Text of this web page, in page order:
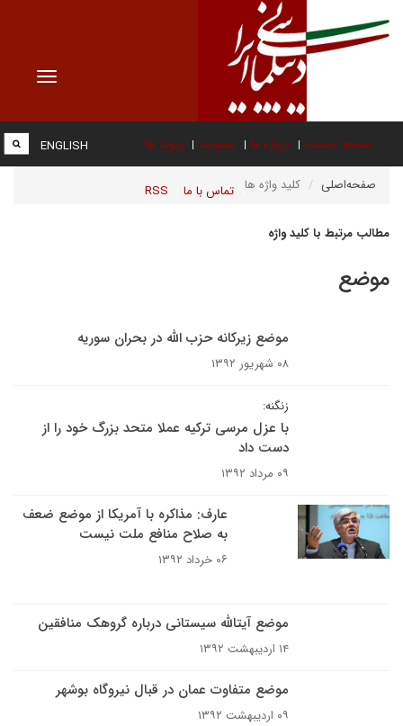
Toggle
صفحه نخست درباره ما عضویت پیوند ها
تماس با ما RSS
ENGLISH
صفحه‌اصلی کلید واژه ها
مطالب مرتبط با کلید واژه
موضع
موضع زیرکانه حزب الله در بحران سوریه
۰۸ شهریور ۱۳۹۲
زنگنه:
با عزل مرسی ترکیه عملا متحد بزرگ خود را از
دست داد
۰۹ مرداد ۱۳۹۲
عارف: مذاکره با آمریکا از موضع ضعف
به صلاح منافع ملت نیست
۰۶ خرداد ۱۳۹۲
موضع آیت​الله سیستانی درباره گروهک منافقین
۱۴ اردیبهشت ۱۳۹۲
موضع متفاوت عمان در قبال نیروگاه بوشهر
۰۹ اردیبهشت ۱۳۹۲